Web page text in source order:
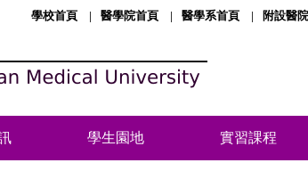
學校首頁 醫學院首頁 醫學系首頁 附設醫
學生園地 實習課程